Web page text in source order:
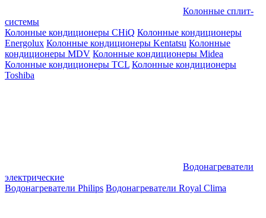
Колонные сплит-
системы
Колонные кондиционеры CHiQ Колонные кондиционеры
Energolux Колонные кондиционеры Kentatsu Колонные
кондиционеры MDV Колонные кондиционеры Midea
Колонные кондиционеры TCL Колонные кондиционеры
Toshiba
Водонагреватели
электрические
Водонагреватели Philips Водонагреватели Royal Clima